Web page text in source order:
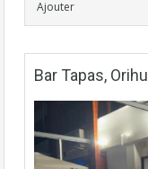
Ajouter
Bar Tapas,